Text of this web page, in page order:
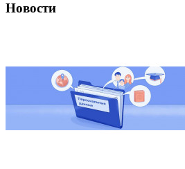
Новости